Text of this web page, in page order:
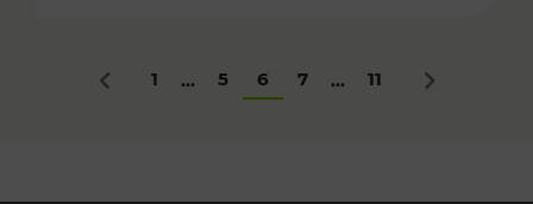
Zurück
1 ... 5 6 7 ... 11 Nächstes